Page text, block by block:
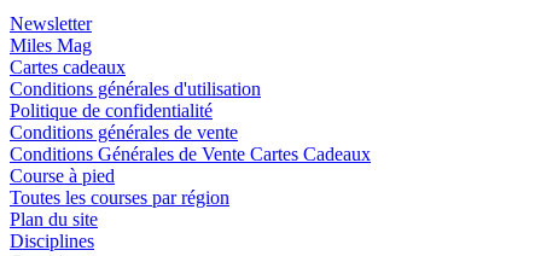
Newsletter
Miles Mag
Cartes cadeaux
Conditions générales d'utilisation
Politique de confidentialité
Conditions générales de vente
Conditions Générales de Vente Cartes Cadeaux
Course à pied
Toutes les courses par région
Plan du site
Disciplines